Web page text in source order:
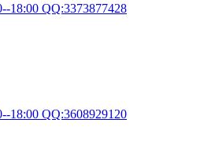
18:00 QQ:3373877428
18:00 QQ:3608929120